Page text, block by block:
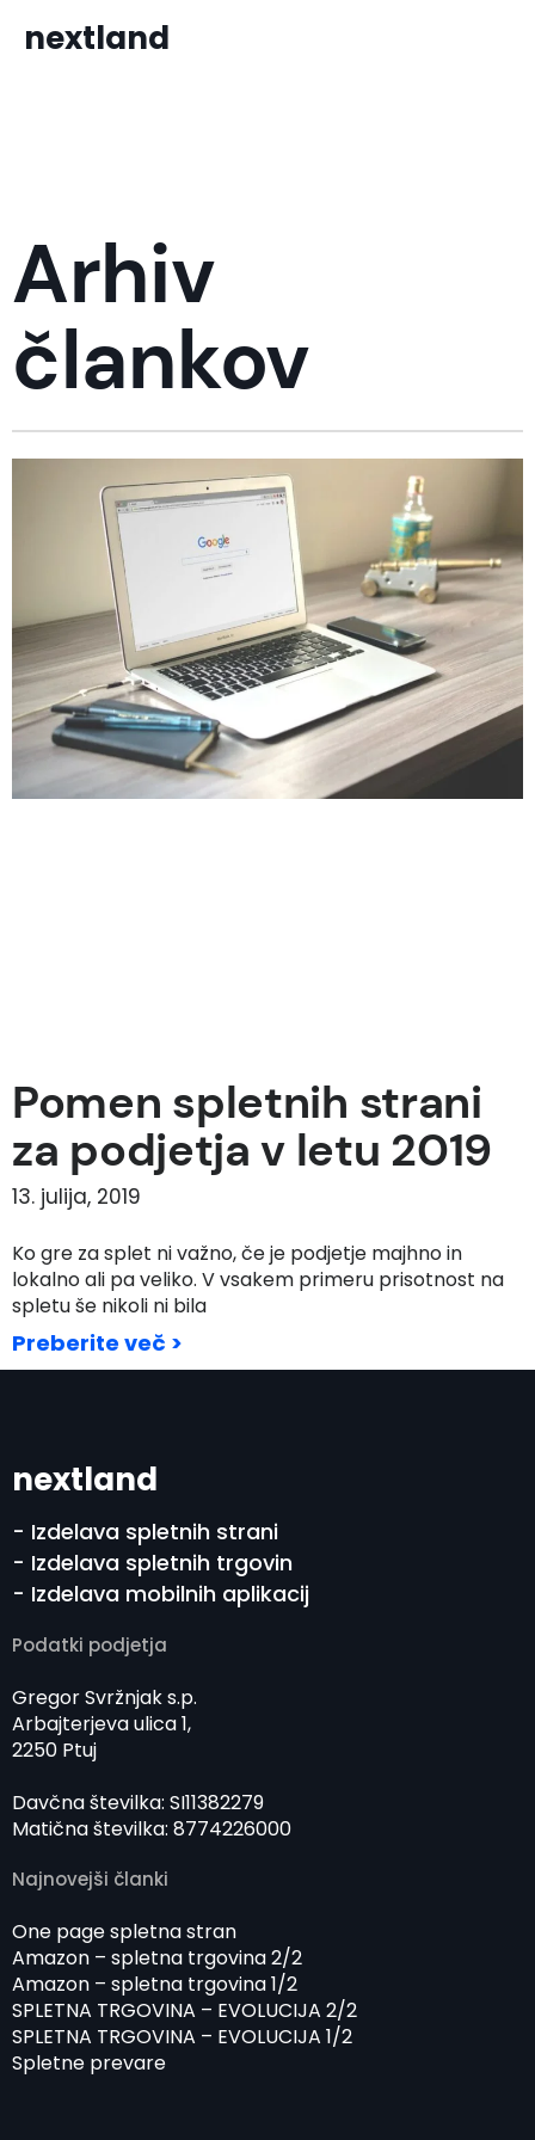
nextland
Arhiv
člankov
Pomen spletnih strani
za podjetja v letu 2019
13. julija, 2019
Ko gre za splet ni važno, če je podjetje majhno in
lokalno ali pa veliko. V vsakem primeru prisotnost na
spletu še nikoli ni bila
Preberite več >
nextland
- Izdelava spletnih strani
- Izdelava spletnih trgovin
- Izdelava mobilnih aplikacij
Podatki podjetja
Gregor Svržnjak s.p.
Arbajterjeva ulica 1,
2250 Ptuj
Davčna številka: SI11382279
Matična številka: 8774226000
Najnovejši članki
One page spletna stran
Amazon – spletna trgovina 2/2
Amazon – spletna trgovina 1/2
SPLETNA TRGOVINA – EVOLUCIJA 2/2
SPLETNA TRGOVINA – EVOLUCIJA 1/2
Spletne prevare